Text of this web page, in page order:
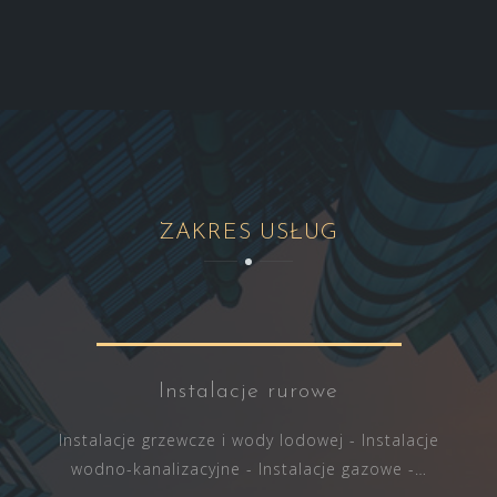
ZAKRES USŁUG
Instalacje rurowe
Instalacje grzewcze i wody lodowej - Instalacje
wodno-kanalizacyjne - Instalacje gazowe -…